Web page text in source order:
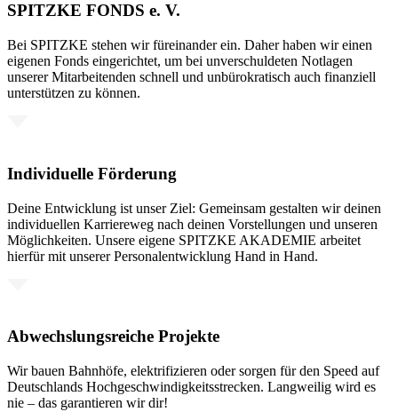
SPITZKE FONDS e. V.
Bei SPITZKE stehen wir füreinander ein. Daher haben wir einen
eigenen Fonds eingerichtet, um bei unverschuldeten Notlagen
unserer Mitarbeitenden schnell und unbürokratisch auch finanziell
unterstützen zu können.
Individuelle Förderung
Deine Entwicklung ist unser Ziel: Gemeinsam gestalten wir deinen
individuellen Karriereweg nach deinen Vorstellungen und unseren
Möglichkeiten. Unsere eigene SPITZKE AKADEMIE arbeitet
hierfür mit unserer Personalentwicklung Hand in Hand.
Abwechslungsreiche Projekte
Wir bauen Bahnhöfe, elektrifizieren oder sorgen für den Speed auf
Deutschlands Hochgeschwindigkeitsstrecken. Langweilig wird es
nie – das garantieren wir dir!